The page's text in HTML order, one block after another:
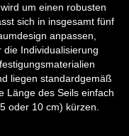
um einen robusten
sich in insgesamt fünf
anpassen,
Individualisierung
liegen standardgemäß
Länge des Seils einfach
5 oder 10 cm) kürzen.